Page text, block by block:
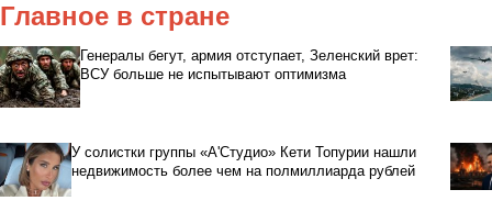
Главное в стране
Генералы бегут, армия отступает, Зеленский врет:
ВСУ больше не испытывают оптимизма
У солистки группы «А'Студио» Кети Топурии нашли
недвижимость более чем на полмиллиарда рублей